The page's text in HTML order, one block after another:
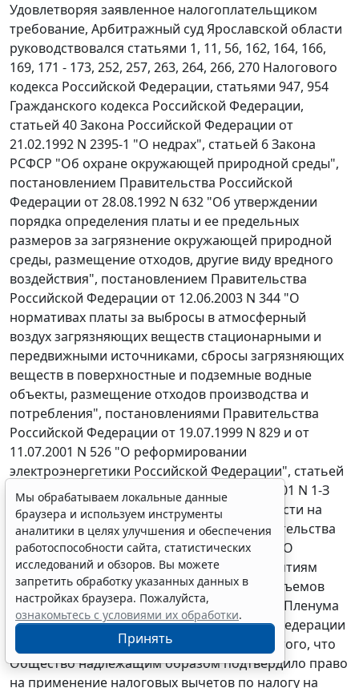
Удовлетворяя заявленное налогоплательщиком
требование, Арбитражный суд Ярославской области
руководствовался статьями 1, 11, 56, 162, 164, 166,
169, 171 - 173, 252, 257, 263, 264, 266, 270 Налогового
кодекса Российской Федерации, статьями 947, 954
Гражданского кодекса Российской Федерации,
статьей 40Закона Российской Федерации от
21.02.1992 N 2395-1 "О недрах", статьей 6Закона
РСФСР "Об охране окружающей природной среды",
постановлением Правительства Российской
Федерации от 28.08.1992 N 632 "Об утверждении
порядка определения платы и ее предельных
размеров за загрязнение окружающей природной
среды, размещение отходов, другие виду вредного
воздействия", постановлением Правительства
Российской Федерации от 12.06.2003 N 344 "О
нормативах платы за выбросы в атмосферный
воздух загрязняющих веществ стационарными и
передвижными источниками, сбросы загрязняющих
веществ в поверхностные и подземные водные
объекты, размещение отходов производства и
потребления", постановлениями Правительства
Российской Федерации от 19.07.1999 N 829 и от
11.07.2001 N 526 "О реформировании
электроэнергетики Российской Федерации", статьей
36Закона Ярославской области от 03.01.2001 N 1-З
"Об областном бюджете Ярославской области на
2001 год", пунктом 3постановления правительства
Ярославской области от 29.03.2000 N 54-П "О
предоставлении промышленным предприятиям
области налоговых льгот за увеличение объемов
производства",пунктом 15постановления Пленума
Высшего Арбитражного Суда Российской Федерации
от 28.02.2001 N 5. При этом суд исходил из того, что
Общество надлежащим образом подтвердило право
на применение налоговых вычетов по налогу на
Мы обрабатываем локальные данные
браузера и используем инструменты
аналитики в целях улучшения и обеспечения
работоспособности сайта, статистических
исследований и обзоров. Вы можете
запретить обработку указанных данных в
настройках браузера. Пожалуйста,
ознакомьтесь с условиями их обработки.
Принять